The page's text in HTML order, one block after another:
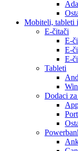
Mobiteli, tableti
E-čitači
E-
E-
E-
Tableti
Dodaci